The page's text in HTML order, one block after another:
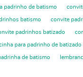
padrinho de batismo
batismo convite
padrinhos batizado
para padrinho de batizado
de batismo